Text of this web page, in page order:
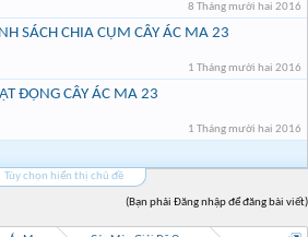
8 Tháng mười hai 2016
SÁCH CHIA CỤM CÂY ÁC MA 23
1 Tháng mười hai 2016
ĐỘNG CÂY ÁC MA 23
1 Tháng mười hai 2016
Tùy chọn hiển thị chủ đề
(Bạn phải Đăng nhập để đăng bài viết)